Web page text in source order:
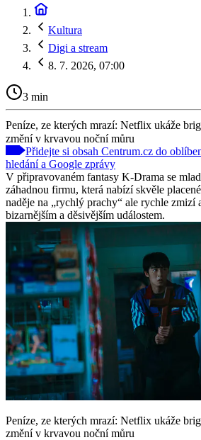
Kultura
Digi a stream
8. 7. 2026, 07:00
3 min
Peníze, ze kterých mrazí: Netflix ukáže
změní v krvavou noční můru
Přidejte si obsah Centrum.cz do
hledání a Google zprávy
V připravovaném fantasy K-Drama se
záhadnou firmu, která nabízí skvěle
naděje na „rychlý prachy“ ale rychle zmizí
bizarnějším a děsivějším událostem.
Peníze, ze kterých mrazí: Netflix ukáže
změní v krvavou noční můru